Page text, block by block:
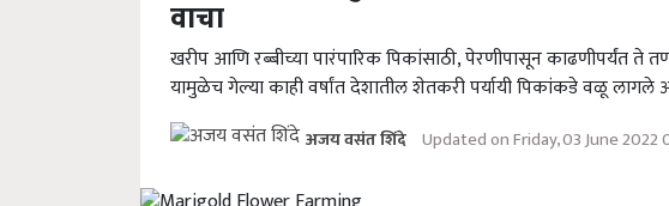
वाचा
खरीप आणि रब्बीच्या पारंपारिक पिकांसाठी, पेरणीपासून काढणीपर्यंत
यामुळेच गेल्या काही वर्षांत देशातील शेतकरी पर्यायी पिकांकडे वळू लागले
अजय वसंत शिंदे Updated on Friday, 03 June 2022